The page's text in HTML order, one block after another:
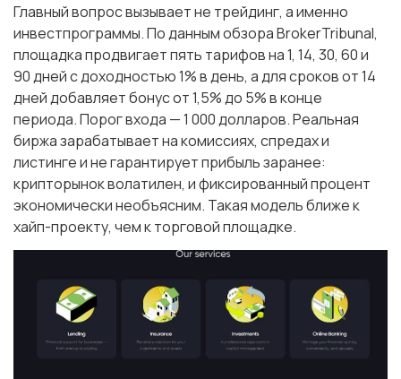
Главный вопрос вызывает не трейдинг, а именно
инвестпрограммы. По данным обзора BrokerTribunal,
площадка продвигает пять тарифов на 1, 14, 30, 60 и
90 дней с доходностью 1% в день, а для сроков от 14
дней добавляет бонус от 1,5% до 5% в конце
периода. Порог входа — 1 000 долларов. Реальная
биржа зарабатывает на комиссиях, спредах и
листинге и не гарантирует прибыль заранее:
крипторынок волатилен, и фиксированный процент
экономически необъясним. Такая модель ближе к
хайп-проекту, чем к торговой площадке.